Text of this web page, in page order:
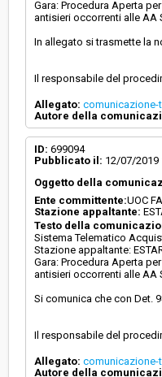
Gara: Procedura Aperta
antisieri occorrenti alle AA
In allegato si trasmette la
Il responsabile del
Allegato: comunicazione-
Autore della
ID: 699094
Pubblicato il: 12/07/2019
Oggetto della
Ente committente:UOC
Stazione appaltante:
Testo della
Sistema Telematico
Stazione appaltante: ESTAR
Gara: Procedura Aperta
antisieri occorrenti alle AA
Si comunica che con Det.
Il responsabile del
Allegato: comunicazione-
Autore della